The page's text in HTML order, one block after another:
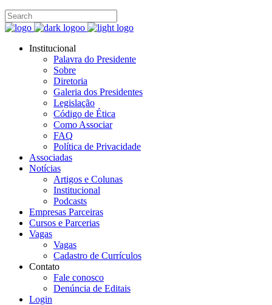
Institucional
Palavra do Presidente
Sobre
Diretoria
Galeria dos Presidentes
Legislação
Código de Ética
Como Associar
FAQ
Política de Privacidade
Associadas
Notícias
Artigos e Colunas
Institucional
Podcasts
Empresas Parceiras
Cursos e Parcerias
Vagas
Vagas
Cadastro de Currículos
Contato
Fale conosco
Denúncia de Editais
Login